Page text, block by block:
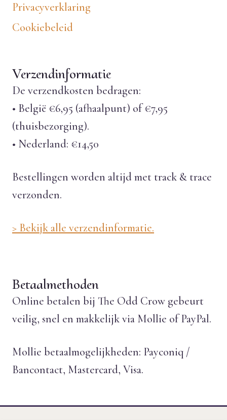
Privacyverklaring
Cookiebeleid
Verzendinformatie
De verzendkosten bedragen:
• België €6,95 (afhaalpunt) of €7,95
(thuisbezorging).
• Nederland: €14,50
Bestellingen worden altijd met track & trace
verzonden.
> Bekijk alle verzendinformatie.
Betaalmethoden
Online betalen bij The Odd Crow gebeurt
veilig, snel en makkelijk via Mollie of PayPal.
Mollie betaalmogelijkheden: Payconiq /
Bancontact, Mastercard, Visa.